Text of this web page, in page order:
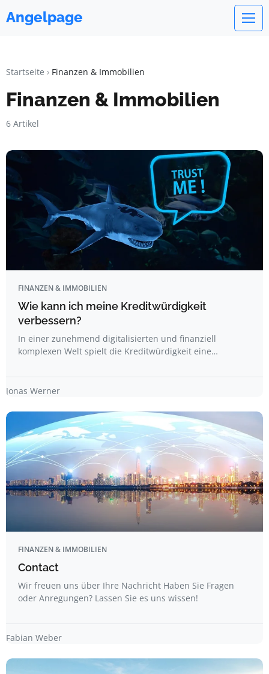
Angelpage
Startseite Finanzen & Immobilien
Finanzen & Immobilien
6 Artikel
FINANZEN & IMMOBILIEN
Wie kann ich meine Kreditwürdigkeit
verbessern?
In einer zunehmend digitalisierten und finanziell
komplexen Welt spielt die Kreditwürdigkeit eine…
Jonas Werner
FINANZEN & IMMOBILIEN
Contact
Wir freuen uns über Ihre Nachricht Haben Sie Fragen
oder Anregungen? Lassen Sie es uns wissen!
Fabian Weber